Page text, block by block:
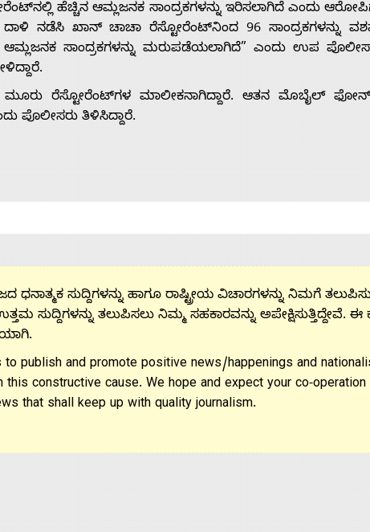
ಹೆಚ್ಚಿನ ಆಮ್ಲಜನಕ ಸಾಂದ್ರಕಗಳನ್ನು ಇರಿಸಲಾಗಿದೆ ಎಂದು
ದಾಳಿ ನಡೆಸಿ ಖಾನ್ ಚಾಚಾ ರೆಸ್ಟೋರೆಂಟ್‌ನಿಂದ 96 ಸಾಂದ್ರಕಗಳನ್ನು
ಸಾಂದ್ರಕಗಳನ್ನು ಮರುಪಡೆಯಲಾಗಿದೆ” ಎಂದು ಉಪ
ರೆಸ್ಟೋರೆಂಟ್‌ಗಳ ಮಾಲೀಕನಾಗಿದ್ದಾರೆ. ಆತನ ಮೊಬೈಲ್
ಪೊಲೀಸರು ತಿಳಿಸಿದ್ದಾರೆ.
ಧನಾತ್ಮಕ ಸುದ್ದಿಗಳನ್ನು ಹಾಗೂ ರಾಷ್ಟ್ರೀಯ ವಿಚಾರಗಳನ್ನು ನಿಮಗೆ
ಸುದ್ದಿಗಳನ್ನು ತಲುಪಿಸಲು ನಿಮ್ಮ ಸಹಕಾರವನ್ನು ಅಪೇಕ್ಷಿಸುತ್ತಿದ್ದೇವೆ.
publish and promote positive news/happenings and
this constructive cause. We hope and expect your co-
that shall keep up with quality journalism.